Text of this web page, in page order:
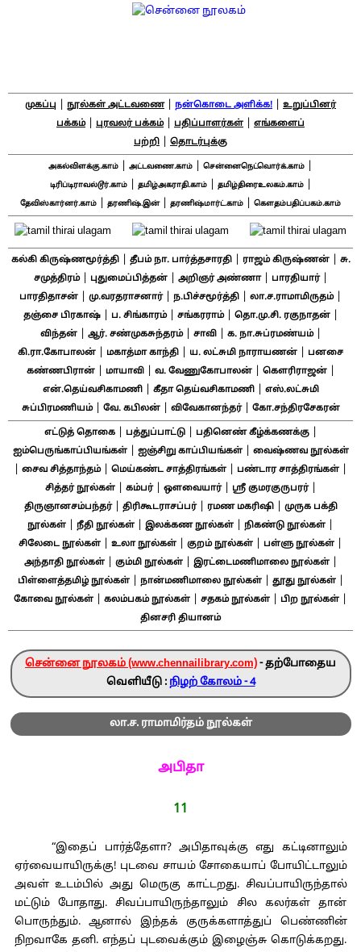
முகப்பு நூல்கள் அட்டவணை| நன்கொடை அளிக்க!
உறுப்பினர்
பக்கம்| புரவலர் பக்கம்| பதிப்பாளர்கள்
எங்களைப்
பற்றி
தொடர்புக்கு
அகல்விளக்கு.காம் அட்டவணை.காம் சென்னைநெட்வொர்க்.காம்
டிரிப்டிராவல்டூர்.காம்| தமிழ்அகராதி.காம்| தமிழ்திரைஉலகம்.காம்|
தேவிஸ்கார்னர்.காம் தரணிஷ்.இன்| தரணிஷ்மார்ட்.காம் கௌதம்பதிப்பகம்.காம்
கல்கி கிருஷ்ணமூர்த்தி| தீபம் நா. பார்த்தசாரதி| ராஜம் கிருஷ்ணன்|
சு.
சமுத்திரம்| புதுமைப்பித்தன்| அறிஞர் அண்ணா| பாரதியார்|
பாரதிதாசன் மு.வரதராசனார்| ந.பிச்சமூர்த்தி லா.ச.ராமாமிருதம்|
தஞ்சை பிரகாஷ்| ப. சிங்காரம்| சங்கரராம்| தொ.மு.சி. ரகுநாதன்|
விந்தன்| ஆர். சண்முகசுந்தரம்| சாவி| க. நா.சுப்ரமண்யம்|
கி.ரா.கோபாலன் மகாத்மா காந்தி ய. லட்சுமி நாராயணன்
பனசை
கண்ணபிரான்| மாயாவி| வ. வேணுகோபாலன்| கௌரிராஜன்|
என்.தெய்வசிகாமணி| கீதா தெய்வசிகாமணி|
எஸ்.லட்சுமி
சுப்பிரமணியம்| வே. கபிலன்| விவேகானந்தர்| கோ.சந்திரசேகரன்
எட்டுத் தொகை| பத்துப்பாட்டு| பதினெண் கீழ்க்கணக்கு|
ஐம்பெருங்காப்பியங்கள்| ஐஞ்சிறு காப்பியங்கள்| வைஷ்ணவ நூல்கள்
சைவ சித்தாந்தம்| மெய்கண்ட சாத்திரங்கள் பண்டார சாத்திரங்கள்
சித்தர் நூல்கள்| கம்பர்| ஔவையார்| ஸ்ரீ குமரகுருபரர்|
திருஞானசம்பந்தர்| திரிகூடராசப்பர்| ரமண மகரிஷி|
முருக பக்தி
நூல்கள்
நீதி நூல்கள் இலக்கண நூல்கள் நிகண்டு நூல்கள்
சிலேடை நூல்கள் உலா நூல்கள் குறம் நூல்கள் பள்ளு நூல்கள்
அந்தாதி நூல்கள்| கும்மி நூல்கள்| இரட்டைமணிமாலை நூல்கள்|
பிள்ளைத்தமிழ் நூல்கள்| நான்மணிமாலை நூல்கள்| தூது நூல்கள்|
கோவை நூல்கள் கலம்பகம் நூல்கள் சதகம் நூல்கள் பிற நூல்கள்
தினசரி தியானம்
சென்னை நூலகம் (www.chennailibrary.com)- தற்போதைய
வெளியீடு : நிழற் கோலம் - 4
லா.ச. ராமாமிர்தம் நூல்கள்
அபிதா
11
“இதைப் பார்த்தேளா? அபிதாவுக்கு எது கட்டினாலும்
ஏர்வையாயிருக்கு! புடவை சாயம் சோகையாப் போயிட்டாலும்
அவள் உடம்பில் அது மெருகு காட்டறது. சிவப்பாயிருந்தால்
மட்டும் போதாது. சிவப்பாயிருந்தாலும் சில கலர்கள் தான்
பொருந்தும். ஆனால் இந்தக் குருக்களாத்துப் பெண்ணின்
நிறவாகே தனி. எந்தப் புடவைக்கும் இழைஞ்சு கொடுக்கறது.